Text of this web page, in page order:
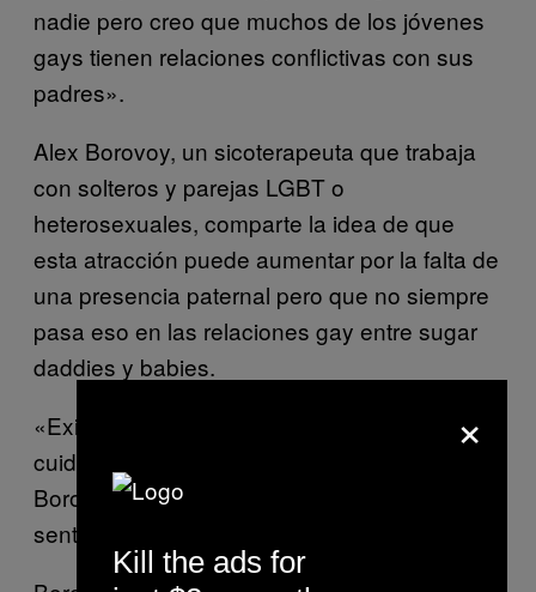
nadie pero creo que muchos de los jóvenes
gays tienen relaciones conflictivas con sus
padres».
Alex Borovoy, un sicoterapeuta que trabaja
con solteros y parejas LGBT o
heterosexuales, comparte la idea de que
esta atracción puede aumentar por la falta de
una presencia paternal pero que no siempre
pasa eso en las relaciones gay entre sugar
daddies y babies.
«Existe un deseo de guía, asesoría y
cuidado por parte de un hombre mayor», dijo
Borovoy. «Es simple pero tiene mucho
sentido».
×
Kill the ads for